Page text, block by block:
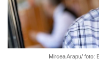
Mircea Arapu/ foto: